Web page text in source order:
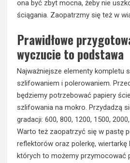
ona być zbyt mocna, żeby nie
ściągania. Zaopatrzmy się też w
Prawidłowe
wyczucie to podstawa
Najważniejsze elementy kompletu
szlifowaniem i polerowaniem.
będziemy potrzebować papiery
szlifowania na mokro. Przydadzą
gradacji: 600, 800, 1200, 1500,
Warto też zaopatrzyć się w pastę
reflektorów oraz polerkę, wiertarkę
których to możemy przymocować